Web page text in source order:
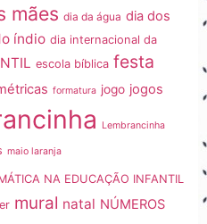
mães dia da água dia dos
índio dia internacional da
escola bíblica festa
formatura jogo jogos
Lembrancinha
maio laranja
NA EDUCAÇÃO INFANTIL
mural natal NÚMEROS